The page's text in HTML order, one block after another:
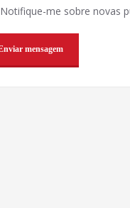
Notifique-me sobre novas